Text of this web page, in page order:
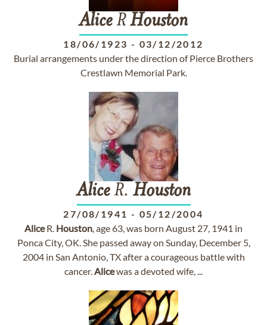
AliceRHouston
18/06/1923 - 03/12/2012
Burial arrangements under the direction of Pierce Brothers
Crestlawn Memorial Park.
AliceR. Houston
27/08/1941 - 05/12/2004
AliceR. Houston, age 63, was born August 27, 1941 in
Ponca City, OK. She passed away on Sunday, December 5,
2004 in San Antonio, TX after a courageous battle with
cancer.Alicewas a devoted wife, ...